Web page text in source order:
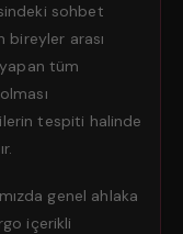
sohbet
bireyler arası
tüm
tespiti halinde
genel ahlaka
içerikli